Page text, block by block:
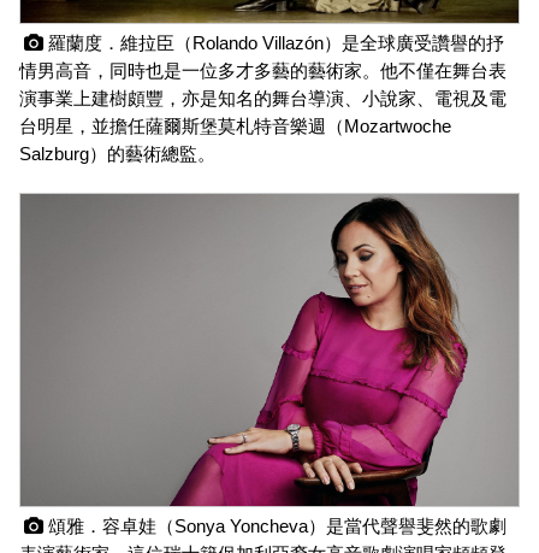
羅蘭度．維拉臣（Rolando Villazón）是全球廣受讚譽的抒
情男高音，同時也是一位多才多藝的藝術家。他不僅在舞台表
演事業上建樹頗豐，亦是知名的舞台導演、小說家、電視及電
台明星，並擔任薩爾斯堡莫札特音樂週（Mozartwoche
Salzburg）的藝術總監。
頌雅．容卓娃（Sonya Yoncheva）是當代聲譽斐然的歌劇